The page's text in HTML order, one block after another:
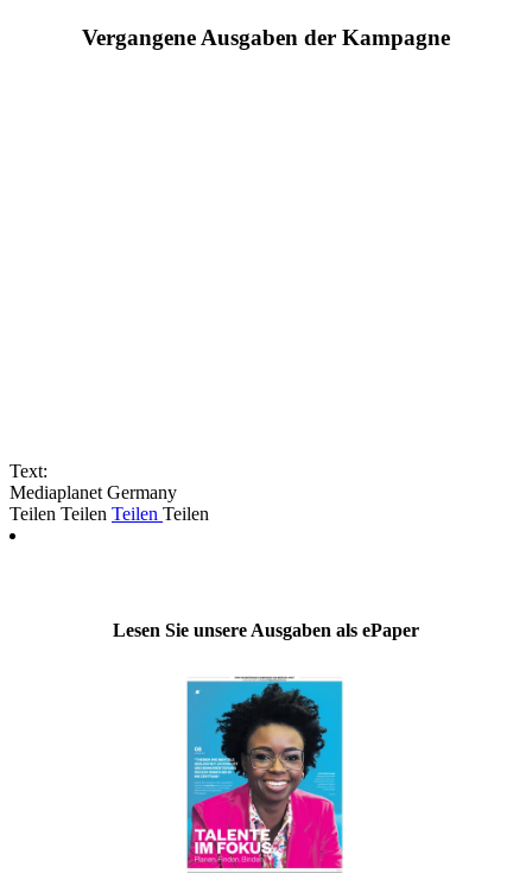
Vergangene Ausgaben der Kampagne
Text:
Mediaplanet Germany
Teilen Teilen Teilen Teilen
Lesen Sie unsere Ausgaben als ePaper